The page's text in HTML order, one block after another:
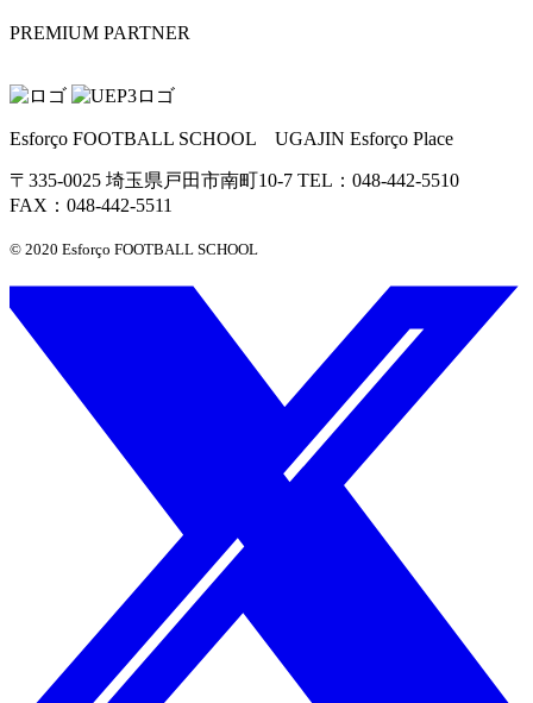
PREMIUM PARTNER
Esforço FOOTBALL SCHOOL UGAJIN Esforço Place
〒335-0025 埼玉県戸田市南町10-7 TEL：048-442-5510
FAX：048-442-5511
© 2020 Esforço FOOTBALL SCHOOL